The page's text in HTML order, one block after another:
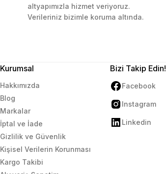
altyapımızla hizmet veriyoruz.
Verileriniz bizimle koruma altında.
Kurumsal
Hakkımızda
Blog
Markalar
İptal ve İade
Gizlilik ve Güvenlik
Kişisel Verilerin Korunması
Kargo Takibi
Bizi Takip Edin!
Facebook
Instagram
Linkedin